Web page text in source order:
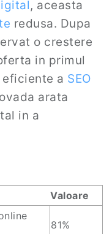
, aceasta
redusa. Dupa
o crestere
in primul
a SEO
arata
in a
Valoare
81%